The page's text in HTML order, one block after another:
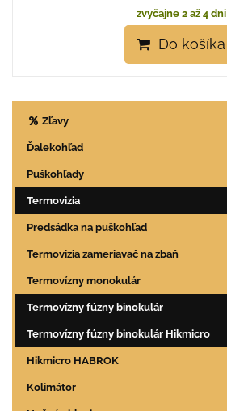
zvyčajne 2 až 4 dni
Do košíka
Zľavy
Ďalekohľad
Puškohľady
Termovizia
Predsádka na puškohľad
Termovizia zameriavač na zbaň
Termovízny monokulár
Termovízny fúzny binokulár
Termovízny fúzny binokulár Hikmicro
Hikmicro HABROK
Kolimátor